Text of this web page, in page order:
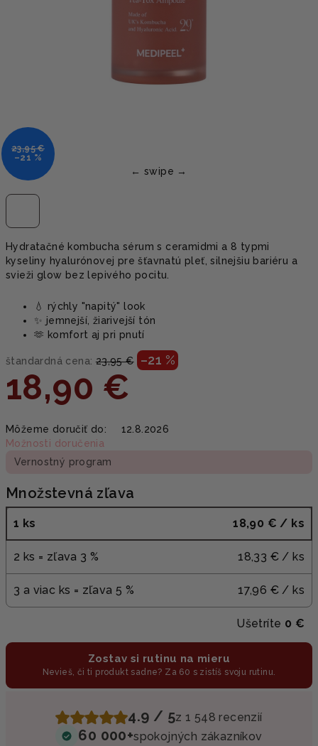
Hydratačné kombucha sérum s ceramidmi a 8 typmi
kyseliny hyalurónovej pre šťavnatú pleť, silnejšiu bariéru a
svieži glow bez lepivého pocitu.
💧 rýchly "napitý" look
✨ jemnejší, žiarivejší tón
🫶 komfort aj pri pnutí
štandardná cena: 23,95 € –21 %
18,90 €
cena:
Môžeme doručiť do:
12.8.2026
Možnosti doručenia
Vernostný program
Množstevná zľava
1 ks 18,90 € / ks
2 ks = zľava 3 % 18,33 € / ks
3 a viac ks = zľava 5 % 17,96 € / ks
Ušetríte 0 €
Zostav si rutinu na mieru
Nevieš, či ti produkt sadne? Za 60 s zistíš svoju rutinu.
4.9 / 5z 1 548 recenzií
60 000+spokojných zákazníkov
23,95 €
–21 %